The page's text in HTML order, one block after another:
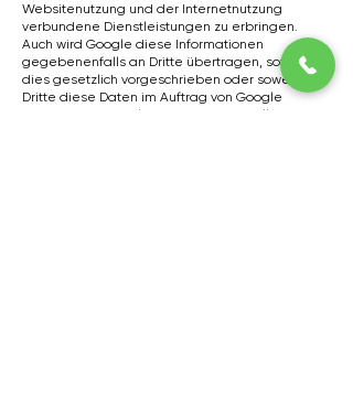
Websitenutzung und der Internetnutzung
verbundene Dienstleistungen zu erbringen.
Auch wird Google diese Informationen
gegebenenfalls an Dritte übertragen, sofern
dies gesetzlich vorgeschrieben oder soweit
Dritte diese Daten im Auftrag von Google
verarbeiten. Google wird in keinem Fall Ihre IP-